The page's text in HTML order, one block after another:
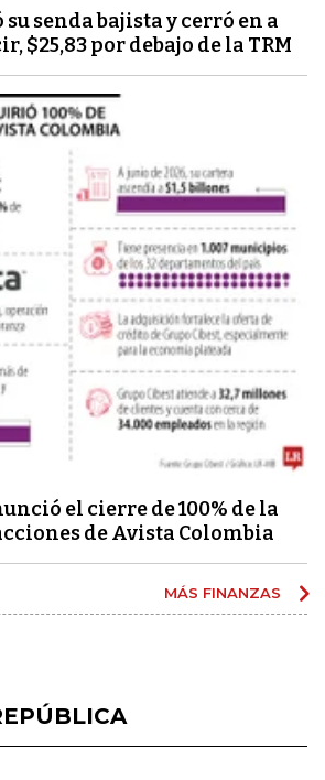
senda bajista y cerró en a
$25,83 por debajo de la TRM
el cierre de 100% de la
de Avista Colombia
MÁS FINANZAS